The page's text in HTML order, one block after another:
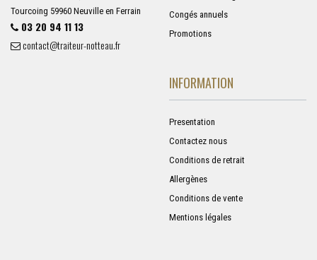
Tourcoing 59960 Neuville en Ferrain
03 20 94 11 13
contact@traiteur-notteau.fr
Congés annuels
Promotions
INFORMATION
Presentation
Contactez nous
Conditions de retrait
Allergènes
Conditions de vente
Mentions légales